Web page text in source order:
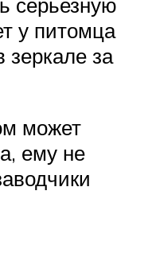
у питомца
зеркале за
может
ему не